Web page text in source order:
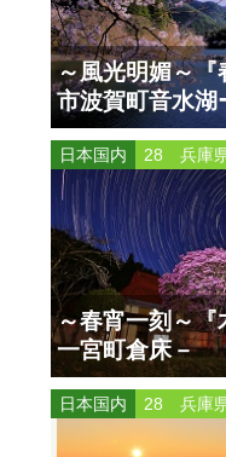
～風光明媚～『
市波賀町音水湖
日本国内 28 兵庫
～春宵一刻～『
一宮町倉床－
日本国内 28 兵庫